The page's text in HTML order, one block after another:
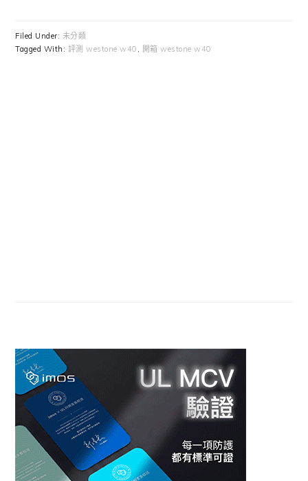
Filed Under: 未分類
Tagged With: 評測 westone w40 , 開箱 westone w40